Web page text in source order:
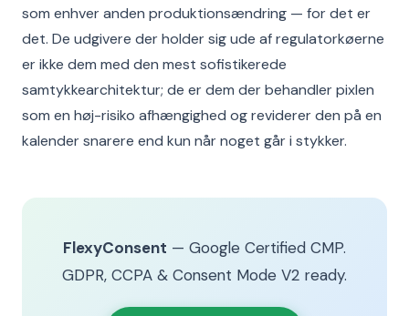
som enhver anden produktionsændring — for det er
det. De udgivere der holder sig ude af regulatorkøerne
er ikke dem med den mest sofistikerede
samtykkearchitektur; de er dem der behandler pixlen
som en høj-risiko afhængighed og reviderer den på en
kalender snarere end kun når noget går i stykker.
FlexyConsent — Google Certified CMP.
GDPR, CCPA & Consent Mode V2 ready.